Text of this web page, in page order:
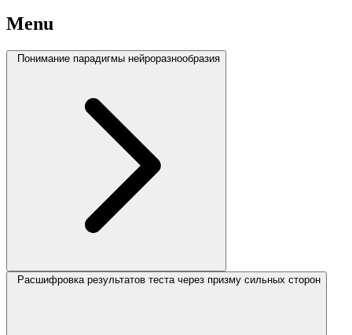
Menu
Понимание парадигмы нейроразнообразия
Расшифровка результатов теста через призму сильных сторон